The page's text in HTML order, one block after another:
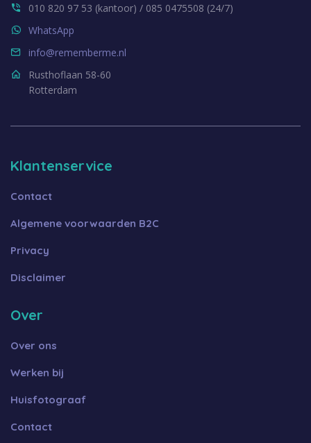
010 820 97 53 (kantoor) / 085 0475508 (24/7)
WhatsApp
info@rememberme.nl
Rusthoflaan 58-60
Rotterdam
Klantenservice
Contact
Algemene voorwaarden B2C
Privacy
Disclaimer
Over
Over ons
Werken bij
Huisfotograaf
Contact